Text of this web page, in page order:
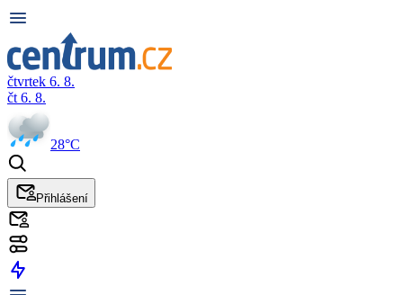
čtvrtek 6. 8.
čt 6. 8.
28°C
Přihlášení